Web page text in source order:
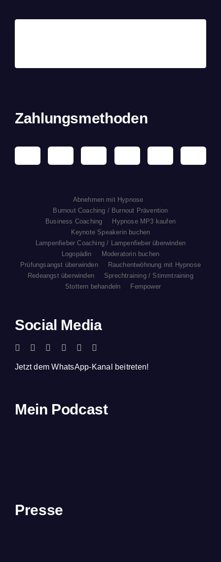
Social Media
Jetzt dem WhatsApp-Kanal beitreten!
Mein Podcast
Presse
Zahlungsmethoden
Abnehmen mit Hypnose
Burnout Coaching / Burnout Prävention
Business Coaching
Hypnose MP3 kaufen
Keynote Speakerin buchen
Lampenfieber Coaching / Lampenfieber überwinden
Logopädin
Moderatorin buchen
Prüfungsangst überwinden
Rauchentwöhnung mit Hypnose
Redeangst überwinden
Sprechtraining / Stimmtraining
Stottern behandeln
Fempower